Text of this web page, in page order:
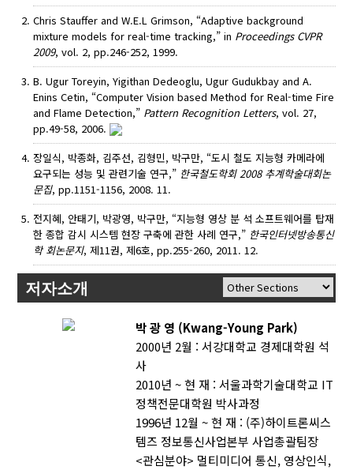
Chris Stauffer and W.E.L Grimson, “Adaptive background
mixture models for real-time tracking,” in Proceedings CVPR
2009, vol. 2, pp.246-252, 1999.
B. Ugur Toreyin, Yigithan Dedeoglu, Ugur Gudukbay and A.
Enins Cetin, “Computer Vision based Method for Real-time Fire
and Flame Detection,” Pattern Recognition Letters, vol. 27,
pp.49-58, 2006.
장일식, 박종화, 김주선, 김형민, 박구만, “도시 철도 지능형 카메라에
요구되는 성능 및 관련기술 연구,” 한국철도학회 2008 추계학술대회논
문집, pp.1151-1156, 2008. 11.
전지혜, 안태기, 박광영, 박구만, “지능형 영상 분 석 소프트웨어를 탑재
한 종합 감시 시스템 현장 구축에 관한 사례 연구,” 한국인터넷방송통신
학 회논문지, 제11권, 제6호, pp.255-260, 2011. 12.
저자소개
박 광 영 (Kwang-Young Park)
2000년 2월 : 서강대학교 경제대학원 석
사
2010년 ~ 현 재 : 서울과학기술대학교 IT
정책전문대학원 박사과정
1996년 12월 ~ 현 재 : (주)하이트론씨스
템즈 정보통신사업본부 사업총괄팀장
<관심분야> 멀티미디어 통신, 영상인식,